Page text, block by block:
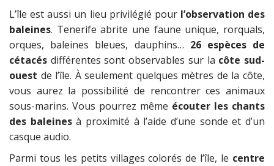
L’île est aussi un lieu privilégié pour l’observation des
baleines. Tenerife abrite une faune unique, rorquals,
orques, baleines bleues, dauphins… 26 espèces de
cétacés différentes sont observables sur la côte sud-
ouest de l’île. À seulement quelques mètres de la côte,
vous aurez la possibilité de rencontrer ces animaux
sous-marins. Vous pourrez même écouter les chants
des baleinesà proximité à l’aide d’une sonde et d’un
casque audio.
Parmi tous les petits villages colorés de l’île, le centre